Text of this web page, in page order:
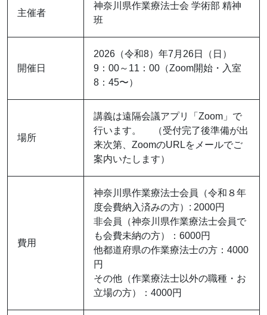
主催者
神奈川県作業療法士会 学術部 精神
班
開催日
2026（令和8）年7月26日（日）
9：00～11：00（Zoom開始・入室
8：45〜）
場所
講義は遠隔会議アプリ「Zoom」で
行います。 （受付完了後準備が出
来次第、ZoomのURLをメールでご
案内いたします）
費用
神奈川県作業療法士会員（令和８年
度会費納入済みの方）: 2000円
非会員（神奈川県作業療法士会員で
も会費未納の方）：6000円
他都道府県の作業療法士の方：4000
円
その他（作業療法士以外の職種・お
立場の方）：4000円